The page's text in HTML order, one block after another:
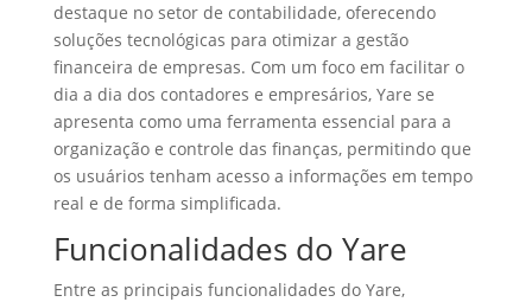
destaque no setor de contabilidade, oferecendo
soluções tecnológicas para otimizar a gestão
financeira de empresas. Com um foco em facilitar o
dia a dia dos contadores e empresários, Yare se
apresenta como uma ferramenta essencial para a
organização e controle das finanças, permitindo que
os usuários tenham acesso a informações em tempo
real e de forma simplificada.
Funcionalidades do Yare
Entre as principais funcionalidades do Yare,